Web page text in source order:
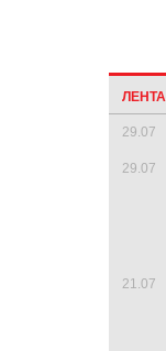
29.07
29.07
21.07